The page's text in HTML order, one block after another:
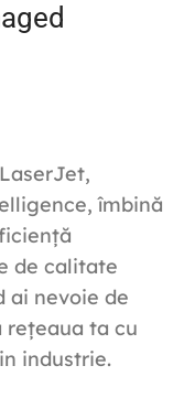
îmbină
de calitate
ai nevoie de
rețeaua ta cu
industrie.